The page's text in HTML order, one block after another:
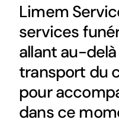
Limem
services
allant au-
transport du
pour
dans ce